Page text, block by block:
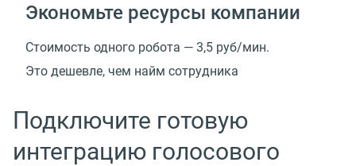
Экономьте ресурсы компании
Стоимость одного робота — 3,5 руб/мин.
Это дешевле, чем найм сотрудника
Подключите готовую
интеграцию голосового